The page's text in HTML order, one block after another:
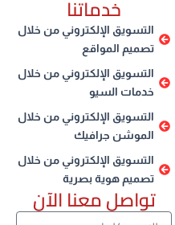
خدماتنا
التسويق الإلكتروني من خلال
تصميم المواقع
التسويق الإلكتروني من خلال
خدمات السيو
التسويق الإلكتروني من خلال
الموشن جرافيك
التسويق الإلكتروني من خلال
تصميم هوية بصرية
تواصل معنا الآن